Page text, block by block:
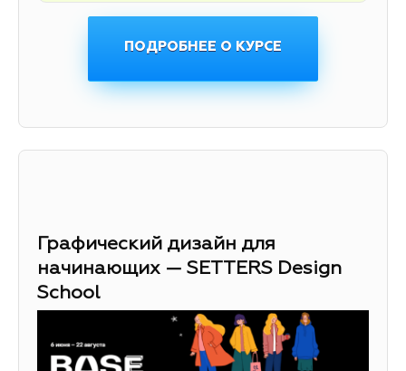
ПОДРОБНЕЕ О КУРСЕ
Графический дизайн для
начинающих — SETTERS Design
School